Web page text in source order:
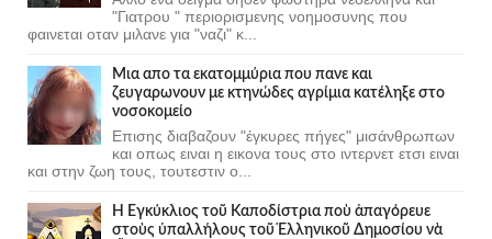
"Γιατρου " περιορισμενης νοημοσυνης που
φαινεται οταν μιλανε για "ναζι" κ...
Μια απο τα εκατομμύρια που πανε και
ζευγαρωνουν με κτηνώδες αγρίμια κατέληξε στο
νοσοκομείο
Επισης διαβαζουν "έγκυρες πήγες" μισάνθρωπων
και οπως ειναι η εικονα τους στο ιντερνετ ετσι ειναι
και στην ζωη τους, τουτεστιν ο...
Ἡ Ἐγκύκλιος τοῦ Καποδίστρια ποὺ ἀπαγόρευε
στοὺς ὑπαλλήλους τοῦ Ἑλληνικοῦ Δημοσίου νὰ